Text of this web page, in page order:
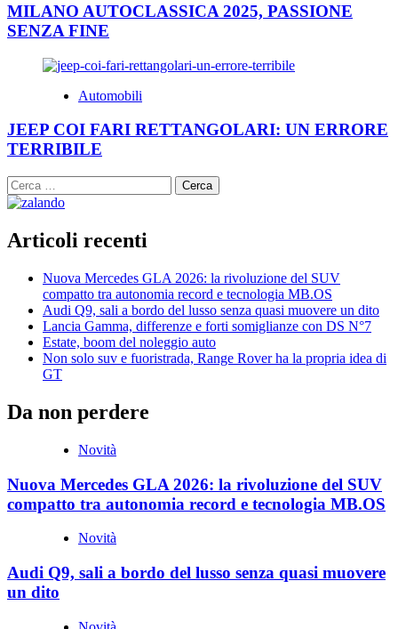
MILANO AUTOCLASSICA 2025, PASSIONE
SENZA FINE
Automobili
JEEP COI FARI RETTANGOLARI: UN ERRORE
TERRIBILE
Ricerca
per:
Articoli recenti
Nuova Mercedes GLA 2026: la rivoluzione del SUV
compatto tra autonomia record e tecnologia MB.OS
Audi Q9, sali a bordo del lusso senza quasi muovere un dito
Lancia Gamma, differenze e forti somiglianze con DS N°7
Estate, boom del noleggio auto
Non solo suv e fuoristrada, Range Rover ha la propria idea di
GT
Da non perdere
Novità
Nuova Mercedes GLA 2026: la rivoluzione del SUV
compatto tra autonomia record e tecnologia MB.OS
Novità
Audi Q9, sali a bordo del lusso senza quasi muovere
un dito